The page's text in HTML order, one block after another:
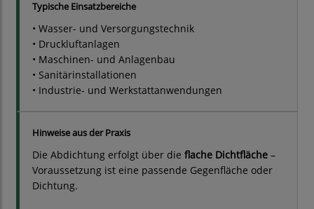
Typische Einsatzbereiche
• Wasser- und Versorgungstechnik
• Druckluftanlagen
• Maschinen- und Anlagenbau
• Sanitärinstallationen
• Industrie- und Werkstattanwendungen
Hinweise aus der Praxis
Die Abdichtung erfolgt über die flache Dichtfläche –
Voraussetzung ist eine passende Gegenfläche oder
Dichtung.